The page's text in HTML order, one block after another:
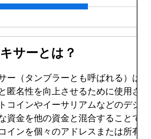
サーとは？
ー（タンブラーとも呼ばれる）は
匿名性を向上させるために使用さ
コインやイーサリアムなどのデジ
資金を他の資金と混合することで
インを個々のアドレスまたは所有